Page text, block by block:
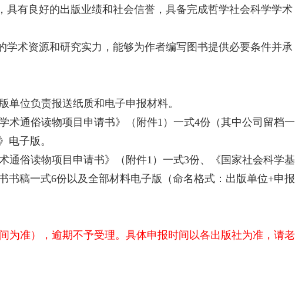
有良好的出版业绩和社会信誉，具备完成哲学社会科学学术
术资源和研究实力，能够为作者编写图书提供必要条件并承
位负责报送纸质和电子申报材料。
术通俗读物项目申请书》（附件1）一式4份（其中公司留档一
电子版。
通俗读物项目申请书》（附件1）一式3份、《国家社会科学基
稿一式6份以及全部材料电子版（命名格式：出版单位+申报
为准），逾期不予受理。具体申报时间以各出版社为准，请老